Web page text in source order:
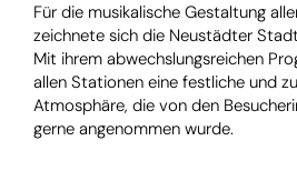
Für die musikalische Gestaltung
zeichnete sich die Neustädter
Mit ihrem abwechslungsreichen
allen Stationen eine festliche und
Atmosphäre, die von den
gerne angenommen wurde.